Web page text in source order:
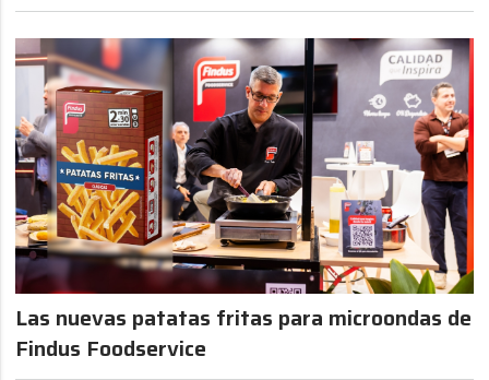
Las nuevas patatas fritas para microondas de
Findus Foodservice